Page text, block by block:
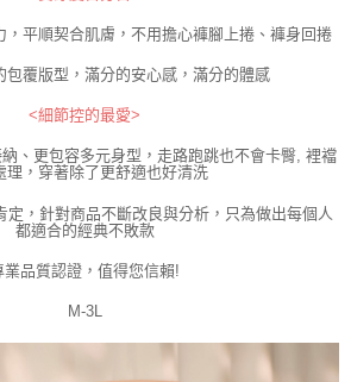
，平順契合肌膚，不用擔心褲腳上捲、褲身回捲
包覆版型，滿分的安心感，滿分的體感
<細節控的最愛>
、更包容多元身型，走路跑跳也不會卡臀, 裡襠
理，穿著除了更舒適也好清洗
定，針對商品不斷改良與分析，只為做出每個人
都適合的經典不敗款
業品質認證，值得您信賴!
M-3L